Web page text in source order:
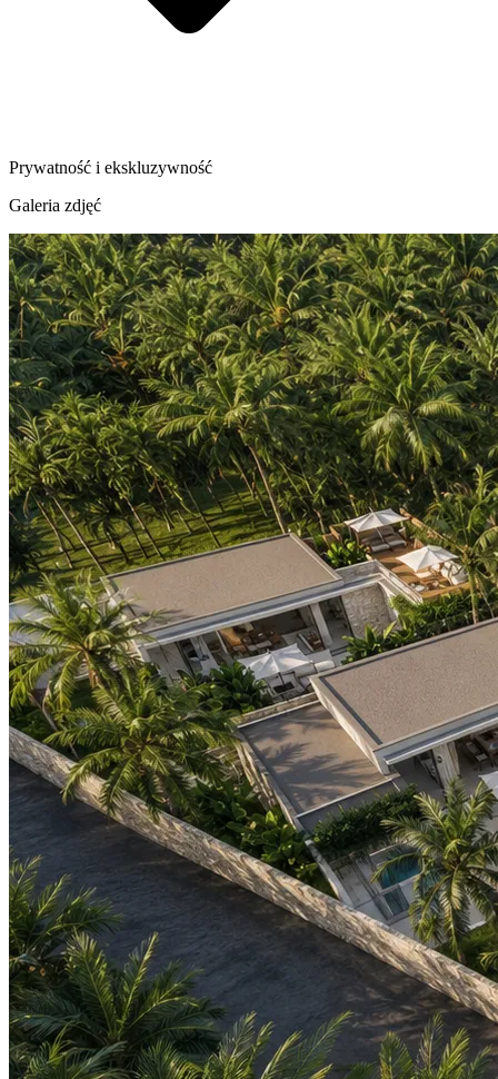
Prywatność i ekskluzywność
Galeria zdjęć